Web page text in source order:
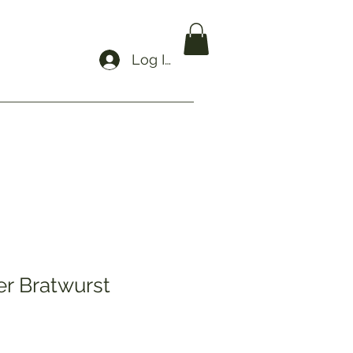
Log In
Bratwurst